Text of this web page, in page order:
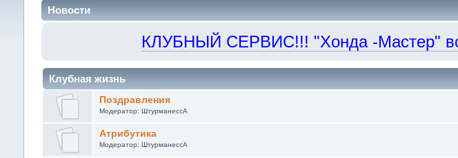
Новости
КЛУБНЫЙ СЕРВИС!!! "Хонда -Мастер"
Клубная жизнь
Поздравления
Модератор:ШтурманессА
Атрибутика
Модератор:ШтурманессА